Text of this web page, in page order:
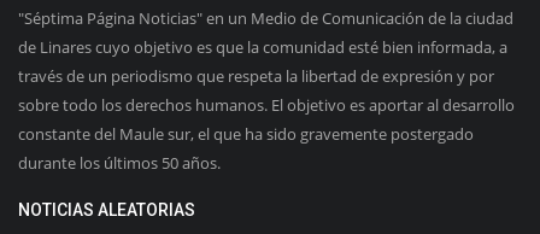
"Séptima Página Noticias" en un Medio de Comunicación de la ciudad
de Linares cuyo objetivo es que la comunidad esté bien informada, a
través de un periodismo que respeta la libertad de expresión y por
sobre todo los derechos humanos. El objetivo es aportar al desarrollo
constante del Maule sur, el que ha sido gravemente postergado
durante los últimos 50 años.
NOTICIAS ALEATORIAS